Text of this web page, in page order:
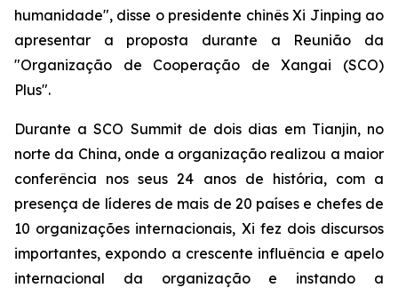
humanidade", disse o presidente chinês Xi Jinping ao
apresentar a proposta durante a Reunião da
"Organização de Cooperação de Xangai (SCO)
Plus".
Durante a SCO Summit de dois dias em Tianjin, no
norte da China, onde a organização realizou a maior
conferência nos seus 24 anos de história, com a
presença de líderes de mais de 20 países e chefes de
10 organizações internacionais, Xi fez dois discursos
importantes, expondo a crescente influência e apelo
internacional da organização e instando a